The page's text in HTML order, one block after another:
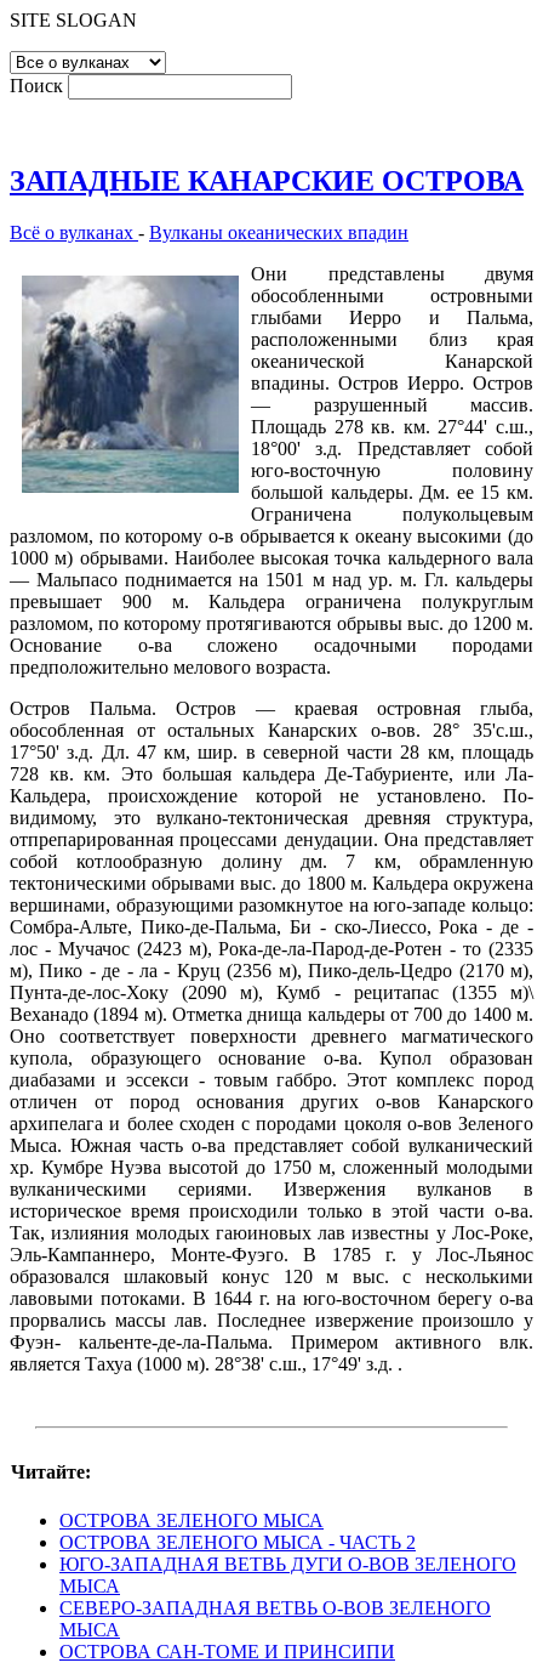
SITE SLOGAN
Поиск
ЗАПАДНЫЕ КАНАРСКИЕ ОСТРОВА
Всё о вулканах - Вулканы океанических впадин
Они представлены двумя
обособленными островными
глыбами Иерро и Пальма,
расположенными близ края
океанической Канарской
впадины. Остров Иерро. Остров
— разрушенный массив.
Площадь 278 кв. км. 27°44' с.ш.,
18°00' з.д. Представляет собой
юго-восточную половину
большой кальдеры. Дм. ее 15 км.
Ограничена полукольцевым
разломом, по которому о-в обрывается к океану высокими (до
1000 м) обрывами. Наиболее высокая точка кальдерного вала
— Мальпасо поднимается на 1501 м над ур. м. Гл. кальдеры
превышает 900 м. Кальдера ограничена полукруглым
разломом, по которому протягиваются обрывы выс. до 1200 м.
Основание о-ва сложено осадочными породами
предположительно мелового возраста.
Остров Пальма. Остров — краевая островная глыба,
обособленная от остальных Канарских о-вов. 28° 35'с.ш.,
17°50' з.д. Дл. 47 км, шир. в северной части 28 км, площадь
728 кв. км. Это большая кальдера Де-Табуриенте, или Ла-
Кальдера, происхождение которой не установлено. По-
видимому, это вулкано-тектоническая древняя структура,
отпрепарированная процессами денудации. Она представляет
собой котлообразную долину дм. 7 км, обрамленную
тектоническими обрывами выс. до 1800 м. Кальдера окружена
вершинами, образующими разомкнутое на юго-западе кольцо:
Сомбра-Альте, Пико-де-Пальма, Би - ско-Лиессо, Рока - де -
лос - Мучачос (2423 м), Рока-де-ла-Парод-де-Ротен - то (2335
м), Пико - де - ла - Круц (2356 м), Пико-дель-Цедро (2170 м),
Пунта-де-лос-Хоку (2090 м), Кумб - рецитапас (1355 м)\
Веханадо (1894 м). Отметка днища кальдеры от 700 до 1400 м.
Оно соответствует поверхности древнего магматического
купола, образующего основание о-ва. Купол образован
диабазами и эссекси - товым габбро. Этот комплекс пород
отличен от пород основания других о-вов Канарского
архипелага и более сходен с породами цоколя о-вов Зеленого
Мыса. Южная часть о-ва представляет собой вулканический
хр. Кумбре Нуэва высотой до 1750 м, сложенный молодыми
вулканическими сериями. Извержения вулканов в
историческое время происходили только в этой части о-ва.
Так, излияния молодых гаюиновых лав известны у Лос-Роке,
Эль-Кампаннеро, Монте-Фуэго. В 1785 г. у Лос-Льянос
образовался шлаковый конус 120 м выс. с несколькими
лавовыми потоками. В 1644 г. на юго-восточном берегу о-ва
прорвались массы лав. Последнее извержение произошло у
Фуэн- кальенте-де-ла-Пальма. Примером активного влк.
является Тахуа (1000 м). 28°38' с.ш., 17°49' з.д. .
Читайте:
ОСТРОВА ЗЕЛЕНОГО МЫСА
ОСТРОВА ЗЕЛЕНОГО МЫСА - ЧАСТЬ 2
ЮГО-ЗАПАДНАЯ ВЕТВЬ ДУГИ О-ВОВ ЗЕЛЕНОГО
МЫСА
СЕВЕРО-ЗАПАДНАЯ ВЕТВЬ О-ВОВ ЗЕЛЕНОГО
МЫСА
ОСТРОВА САН-ТОМЕ И ПРИНСИПИ